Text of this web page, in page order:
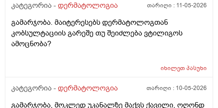
კატეგორია - დერმატოლოგია თარიღი : 11-05-2026
გამარჯობა. მაიტერესებს დერმატოლოგთან
კობსულტაციის გარეშე თუ შეიძლება ვტილიგოს
ამოცნობა?
იხილეთპასუხი
კატეგორია - დერმატოლოგია თარიღი : 10-05-2026
გამარჯობა, მოკლედ უკანალზე მაქვს ქავილი, ოღონდ